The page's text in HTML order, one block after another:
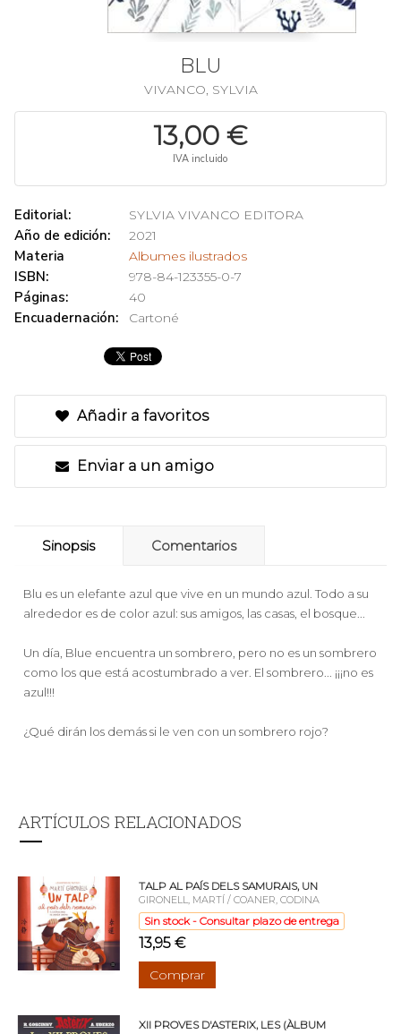
BLU
VIVANCO, SYLVIA
13,00 €
IVA incluido
Editorial: SYLVIA VIVANCO EDITORA
Año de edición: 2021
Materia Albumes ilustrados
ISBN: 978-84-123355-0-7
Páginas: 40
Encuadernación: Cartoné
Añadir a favoritos
Enviar a un amigo
Sinopsis Comentarios
Blu es un elefante azul que vive en un mundo azul. Todo a su
alrededor es de color azul: sus amigos, las casas, el bosque...
Un día, Blue encuentra un sombrero, pero no es un sombrero
como los que está acostumbrado a ver. El sombrero... ¡¡¡no es
azul!!!
¿Qué dirán los demás si le ven con un sombrero rojo?
ARTÍCULOS RELACIONADOS
TALP AL PAÍS DELS SAMURAIS, UN
GIRONELL, MARTÍ / COANER, CODINA
Sin stock - Consultar plazo de entrega
13,95 €
Comprar
XII PROVES D'ASTERIX, LES (ÀLBUM